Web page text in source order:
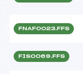
FNAF0023.FFS
FIS0069.FFS